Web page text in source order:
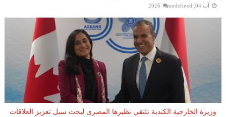
آب 04, 2026 undefined
وزيرة الخارجية الكندية تلتقي نظيرها المصرى لبحث سبل تعزيز العلاقات